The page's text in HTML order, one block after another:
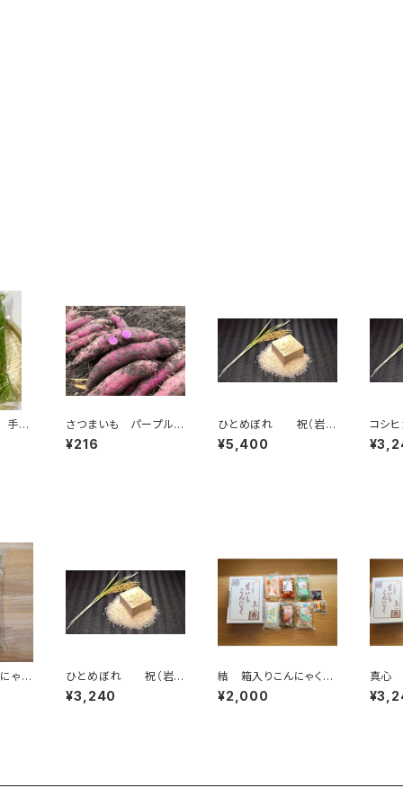
手造
さつまいも パープルス
イート １㎏（ドロ付き
出荷）
¥216
ひとめぼれ 祝（岩
井）米＝５キロ ※数
量限定発売
¥5,400
コシ
米＝
限定
ゃく
ひとめぼれ 祝（岩
井）米＝３キロ ※数
量限定発売
¥3,240
結 箱入りこんにゃくセ
ット 6袋入り
¥2,000
真心
セッ